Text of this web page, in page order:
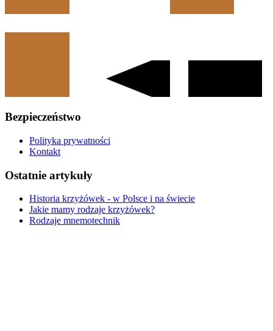
Bezpieczeństwo
Polityka prywatności
Kontakt
Ostatnie artykuły
Historia krzyżówek - w Polsce i na świecie
Jakie mamy rodzaje krzyżówek?
Rodzaje mnemotechnik